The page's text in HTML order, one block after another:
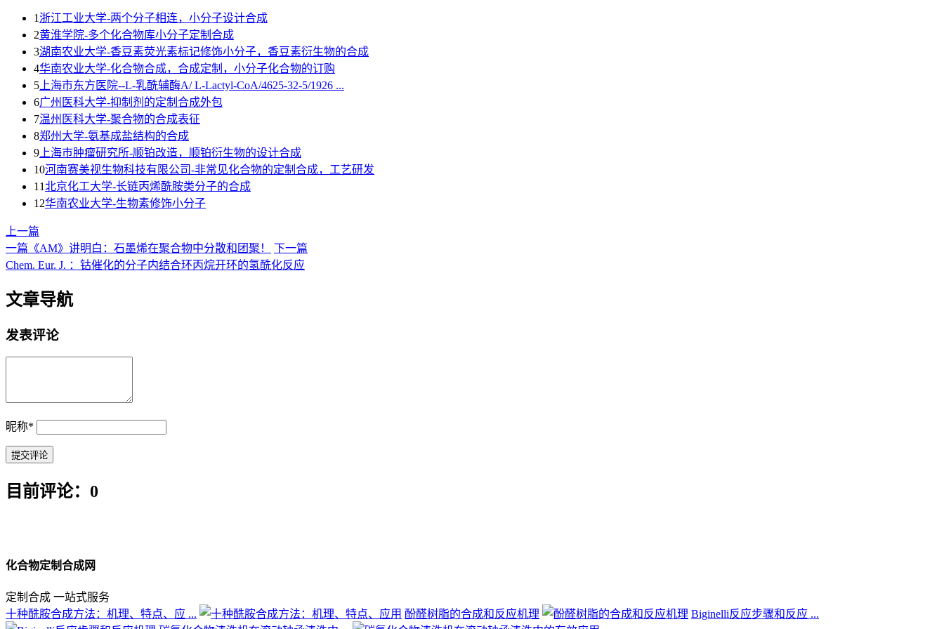
1 浙江工业大学-两个分子相连，小分子设计合成
2黄淮学院-多个化合物库小分子定制合成
3湖南农业大学-香豆素荧光素标记修饰小分子，香豆素衍生物的合成
4华南农业大学-化合物合成，合成定制，小分子化合物的订购
5 上海市东方医院--L-乳酰辅酶A/ L-Lactyl-CoA/4625-32-5/1926 ...
6广州医科大学-抑制剂的定制合成外包
7温州医科大学-聚合物的合成表征
8郑州大学-氨基成盐结构的合成
9 上海巿肿瘤研究所-顺铂改造，顺铂衍生物的设计合成
10河南赛美视生物科技有限公司-非常见化合物的定制合成，工艺研发
11北京化工大学-长链丙烯酰胺类分子的合成
12华南农业大学-生物素修饰小分子
上一篇
一篇《AM》讲明白：石墨烯在聚合物中分散和团聚！
下一篇
Chem. Eur. J. ：钴催化的分子内结合环丙烷开环的氢酰化反应
文章导航
发表评论
昵称*
目前评论：0
化合物定制合成网
定制合成 一站式服务
十种酰胺合成方法：机理、特点、应 ...
酚醛树脂的合成和反应机理
Biginelli反应步骤和反应 ...